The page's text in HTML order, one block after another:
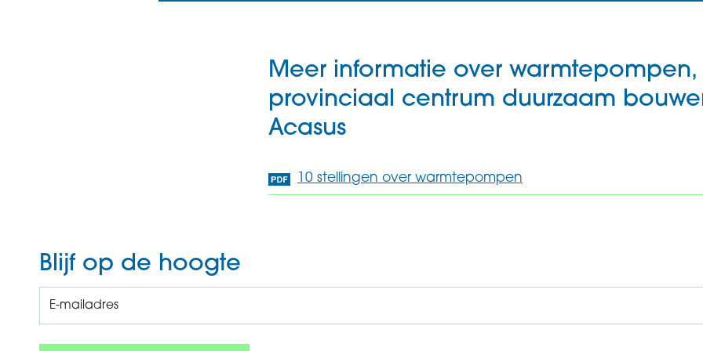
Meer informatie over warmtepompen,
provinciaal centrum duurzaam
Acasus
10 stellingen over warmtepompen
Blijf op de hoogte